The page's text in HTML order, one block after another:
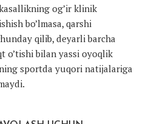
og’ir klinik
bo’lmasa, qarshi
qilib, deyarli barcha
o’tishi bilan yassi oyoqlik
sportda yuqori natijalariga